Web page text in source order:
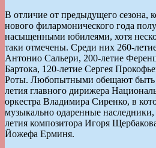
В отличие от предыдущего сезона,
нового филармонического года
насыщенными юбилеями, хотя
таки отмечены. Среди них 260-
Антонио Сальери, 200-летие
Бартока, 120-летие Сергея
Роты. Любопытными обещают быть
летия главного дирижера
оркестра Владимира Сиренко, в
музыкально одаренные
летия композитора Игоря
Йожефа Ерминя.